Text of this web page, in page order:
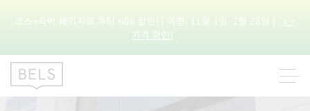
코스+숙박 패키지로 주당 60€ 할인! | 여행: 11월 1일–2월 28일 |
👉
가격 확인!